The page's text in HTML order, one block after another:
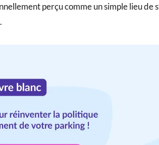
perçu comme un simple lieu